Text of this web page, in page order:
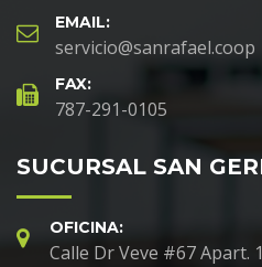
EMAIL:
servicio@sanrafael.coop
FAX:
787-291-0105
SUCURSAL SAN
OFICINA:
Calle Dr Veve #67 Apart.